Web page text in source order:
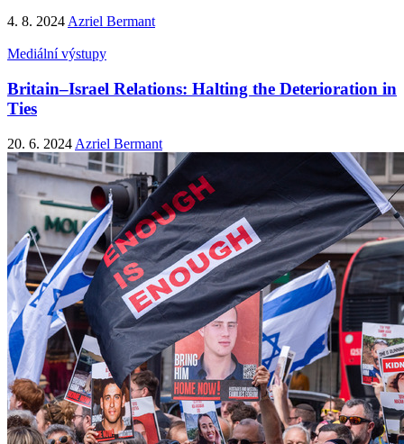
4. 8. 2024 Azriel Bermant
Mediální výstupy
Britain–Israel Relations: Halting the Deterioration in
Ties
20. 6. 2024 Azriel Bermant